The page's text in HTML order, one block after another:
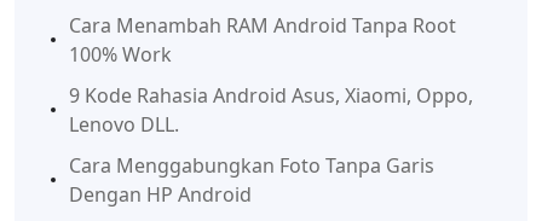
Cara Menambah RAM Android Tanpa Root
100% Work
9 Kode Rahasia Android Asus, Xiaomi, Oppo,
Lenovo DLL.
Cara Menggabungkan Foto Tanpa Garis
Dengan HP Android